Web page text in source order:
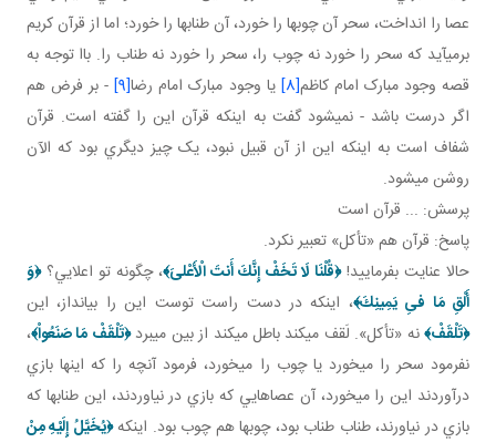
عصا را انداخت، سحر آن چوب ها را خورد، آن طناب ها را خورد؛ اما از قرآن کريم
برمي آيد که سحر را خورد نه چوب را، سحر را خورد نه طناب را. باا توجه به
قصه وجود مبارک امام کاظم[8] يا وجود مبارک امام رضا[9] - بر فرض هم
اگر درست باشد - نمي شود گفت به اينکه قرآن اين را گفته است. قرآن
شفاف است به اينکه اين از آن قبيل نبود، يک چيز ديگري بود که الآن
روشن مي شود.
پرسش: ... قرآن است
پاسخ: قرآن هم «تأکل» تعبير نکرد.
حالا عنايت بفرماييد!﴿قُلْنَا لَا تَخَفْ إِنَّكَ أَنتَ الْأَعْلىَ‏﴾، چگونه تو اعلايي؟﴿وَ
أَلْقِ مَا فىِ يَمِينِكَ﴾، اينکه در دست راست توست اين را بيانداز، اين
﴿تَلْقَفْ﴾نه «تأکل». لَقف مي کند باطل مي کند از بين مي برد﴿تَلْقَفْ مَا صَنَعُواْ‏﴾،
نفرمود سحر را مي خورد يا چوب را مي خورد، فرمود آنچه را که اينها بازي
درآوردند اين را مي خورد، آن عصاهايي که بازي در نياوردند، اين طناب­ها که
بازي در نياورند، طناب طناب بود، چوب ها هم چوب بود. اينکه﴿يُخَيَّلُ إِلَيْهِ مِنْ